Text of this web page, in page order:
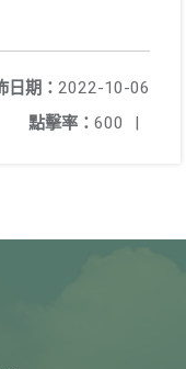
日期： 2022-10-06
點擊率： 600 |